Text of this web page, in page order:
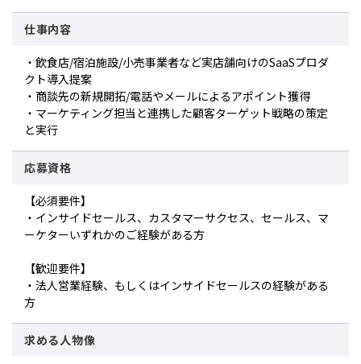
仕事内容
・飲食店/宿泊施設/小売事業者など実店舗向けのSaaSプロダ
クト導入提案
・商談先の新規開拓/電話やメールによるアポイント獲得
・マーケティング担当と連携した顧客ターゲット戦略の策定
と実行
応募資格
【必須要件】
・インサイドセールス、カスタマーサクセス、セールス、マ
ーケターいずれかのご経験がある方
【歓迎要件】
・法人営業経験、もしくはインサイドセールスの経験がある
方
求める人物像